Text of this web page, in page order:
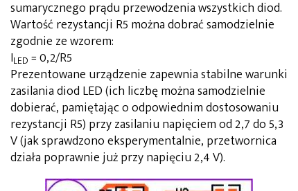
sumarycznego prądu przewodzenia wszystkich diod.
Wartość rezystancji R5 można dobrać samodzielnie
zgodnie ze wzorem:
ILED = 0,2/R5
Prezentowane urządzenie zapewnia stabilne warunki
zasilania diod LED (ich liczbę można samodzielnie
dobierać, pamiętając o odpowiednim dostosowaniu
rezystancji R5) przy zasilaniu napięciem od 2,7 do 5,3
V (jak sprawdzono eksperymentalnie, przetwornica
działa poprawnie już przy napięciu 2,4 V).